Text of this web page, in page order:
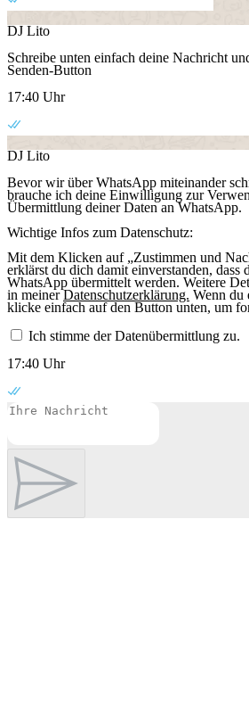
DJ Lito
Schreibe unten einfach deine Nachricht
Senden-Button
17:40 Uhr
DJ Lito
Bevor wir über WhatsApp miteinander
brauche ich deine Einwilligung zur
Übermittlung deiner Daten an WhatsApp.
Wichtige Infos zum Datenschutz:
Mit dem Klicken auf „Zustimmen und
erklärst du dich damit einverstanden, dass
WhatsApp übermittelt werden. Weitere
in meinerDatenschutzerklärung. Wenn du
klicke einfach auf den Button unten, um
Ich stimme der Datenübermittlung zu.
17:40 Uhr